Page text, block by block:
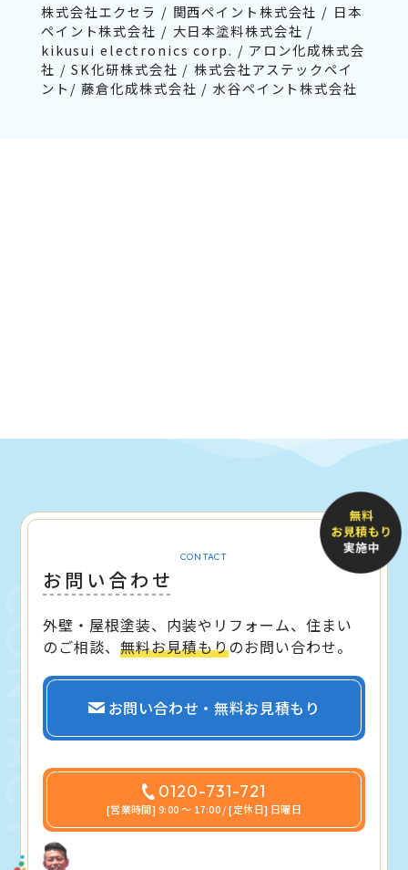
株式会社エクセラ / 関西ペイント株式会社 / 日本
ペイント株式会社 / 大日本塗料株式会社 /
kikusui electronics corp. / アロン化成株式会
社 / SK化研株式会社 / 株式会社アステックペイ
ント/ 藤倉化成株式会社 / 水谷ペイント株式会社
CONTACT
お問い合わせ
外壁・屋根塗装、内装やリフォーム、住まい
のご相談、無料お見積もりのお問い合わせ。
お問い合わせ・無料お見積もり
0120-731-721
[営業時間] 9:00 〜 17:00 / [定休日] 日曜日